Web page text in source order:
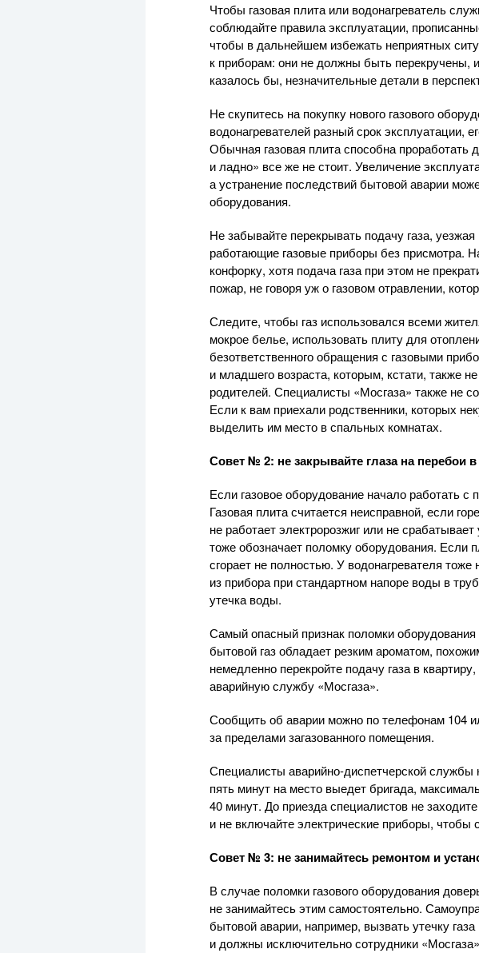
Чтобы газовая плита или водонагреватель
соблюдайте правила эксплуатации,
чтобы в дальнейшем избежать неприятных
к приборам: они не должны быть перекручены,
казалось бы, незначительные детали в
Не скупитесь на покупку нового газового
водонагревателей разный срок эксплуатации,
Обычная газовая плита способна проработать
и ладно» все же не стоит. Увеличение
а устранение последствий бытовой аварии
оборудования.
Не забывайте перекрывать подачу газа,
работающие газовые приборы без присмотра.
конфорку, хотя подача газа при этом не
пожар, не говоря уж о газовом отравлении,
Следите, чтобы газ использовался всеми
мокрое белье, использовать плиту для
безответственного обращения с газовыми
и младшего возраста, которым, кстати, также
родителей. Специалисты «Мосгаза» также не
Если к вам приехали родственники, которых
выделить им место в спальных комнатах.
Совет № 2: не закрывайте глаза на перебои
Если газовое оборудование начало работать
Газовая плита считается неисправной, если
не работает электророзжиг или не
тоже обозначает поломку оборудования. Если
сгорает не полностью. У водонагревателя
из прибора при стандартном напоре воды в
утечка воды.
Самый опасный признак поломки оборудования
бытовой газ обладает резким ароматом,
немедленно перекройте подачу газа в
аварийную службу «Мосгаза».
Сообщить об аварии можно по телефонам 104
за пределами загазованного помещения.
Специалисты аварийно-диспетчерскойслужбы
пять минут на место выедет бригада,
40 минут. До приезда специалистов не
и не включайте электрические приборы, чтобы
Совет № 3: не занимайтесь ремонтом и
В случае поломки газового оборудования
не занимайтесь этим самостоятельно.
бытовой аварии, например, вызвать утечку
и должны исключительно сотрудники